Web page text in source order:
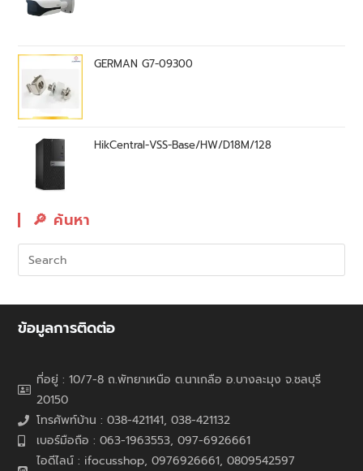
GERMAN G7-09300
HikCentral-VSS-Base/HW/D18M/128
🔎︎ ค้นหา
ข้อมูลการติดต่อ
ที่อยู่ : 10/7-8 ถ.พัทยาเหนือ ต.นาเกลือ อ.บางละมุง จ.ชลบุรี
20150
โทรศัพท์บ้าน : 038-421141, 038-421132
เบอร์มือถือ : 063-1963553, 097-6926661
ไอดีไลน์ : ifocusshop, 0976926661, 0809542597